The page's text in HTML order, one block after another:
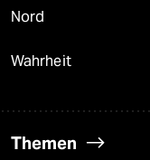
Nord
Wahrheit
Themen